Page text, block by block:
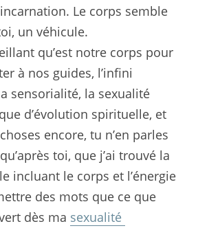
Le corps semble
un véhicule.
qu’est notre corps pour
à nos guides, l’infini
sensorialité, la sexualité
d’évolution spirituelle, et
encore, tu n’en parles
toi, que j’ai trouvé la
incluant le corps et l’énergie
des mots que ce que
dès ma sexualité